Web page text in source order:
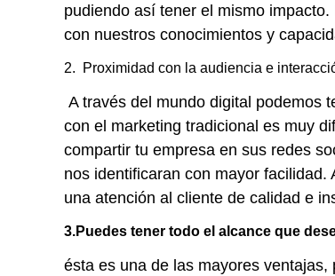
pudiendo así tener el mismo
con nuestros conocimientos y
2. Proximidad con la audiencia e
A través del mundo digital podemos
con el marketing tradicional es muy
compartir tu empresa en sus redes
nos identificaran con mayor
una atención al cliente de calidad e
3.Puedes tener todo el alcance que
ésta es una de las mayores